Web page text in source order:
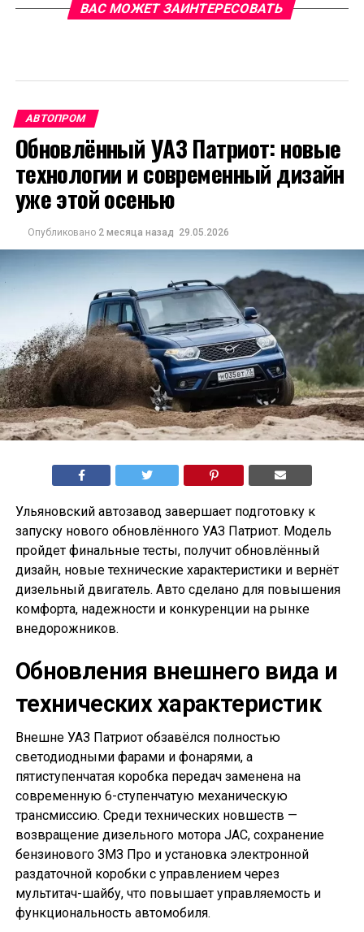
ВАС МОЖЕТ ЗАИНТЕРЕСОВАТЬ
АВТОПРОМ
Обновлённый УАЗ Патриот: новые
технологии и современный дизайн
уже этой осенью
Опубликовано 2 месяца назад 29.05.2026
Ульяновский автозавод завершает подготовку к
запуску нового обновлённого УАЗ Патриот. Модель
пройдет финальные тесты, получит обновлённый
дизайн, новые технические характеристики и вернёт
дизельный двигатель. Авто сделано для повышения
комфорта, надежности и конкуренции на рынке
внедорожников.
Обновления внешнего вида и
технических характеристик
Внешне УАЗ Патриот обзавёлся полностью
светодиодными фарами и фонарями, а
пятиступенчатая коробка передач заменена на
современную 6-ступенчатую механическую
трансмиссию. Среди технических новшеств —
возвращение дизельного мотора JAC, сохранение
бензинового ЗМЗ Про и установка электронной
раздаточной коробки с управлением через
мультитач-шайбу, что повышает управляемость и
функциональность автомобиля.